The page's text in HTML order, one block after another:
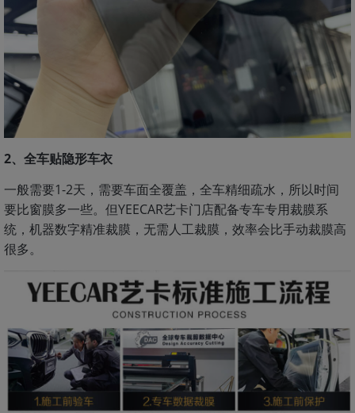
2、全车贴隐形车衣
一般需要1-2天，需要车面全覆盖，全车精细疏水，所以时间
要比窗膜多一些。但YEECAR艺卡门店配备专车专用裁膜系
统，机器数字精准裁膜，无需人工裁膜，效率会比手动裁膜高
很多。